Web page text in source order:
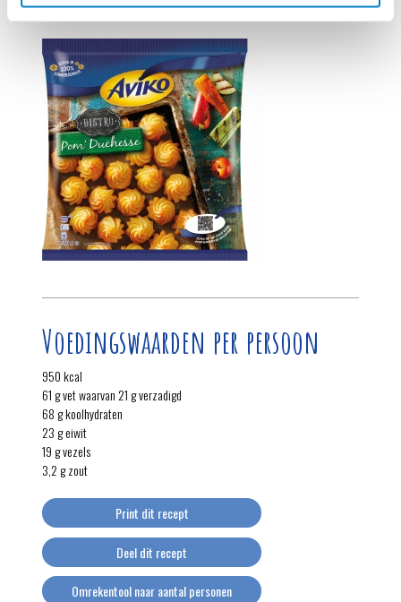
Voedingswaarden per persoon
950 kcal
61 g vet waarvan 21 g verzadigd
68 g koolhydraten
23 g eiwit
19 g vezels
3,2 g zout
Print dit recept
Deel dit recept
Omrekentool naar aantal personen